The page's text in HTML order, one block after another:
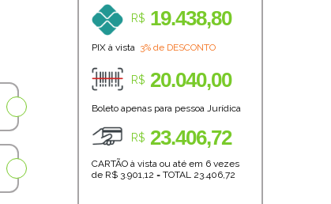
R$ 19.438,80
PIX à vista 3% de DESCONTO
R$ 20.040,00
Boleto apenas para pessoa Jurídica
R$ 23.406,72
CARTÃO à vista ou até em 6 vezes
de R$ 3.901,12 =TOTAL 23.406,72